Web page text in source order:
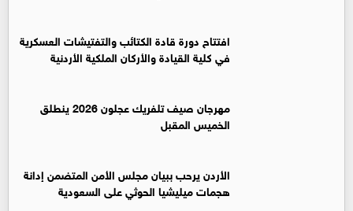
افتتاح دورة قادة الكتائب والتفتيشات العسكرية
في كلية القيادة والأركان الملكية الأردنية
مهرجان صيف تلفريك عجلون 2026 ينطلق
الخميس المقبل
الأردن يرحب ببيان مجلس الأمن المتضمن إدانة
هجمات ميليشيا الحوثي على السعودية